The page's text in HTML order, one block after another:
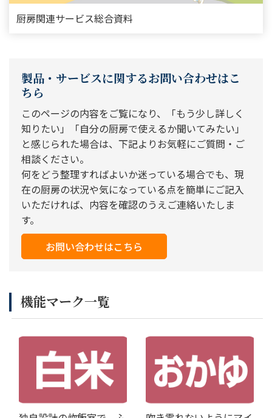
厨房関連サービス総合資料
製品・サービスに関するお問い合わせはこ
ちら
このページの内容をご覧になり、「もう少し詳しく
知りたい」「自分の厨房で使えるか聞いてみたい」
と感じられた場合は、下記よりお気軽にご質問・ご
相談ください。
何をどう整理すればよいか迷っている場合でも、現
在の厨房の状況や気になっている点を簡単にご記入
いただければ、内容を確認のうえご連絡いたしま
す。
お問い合わせはこちら
機能マーク一覧